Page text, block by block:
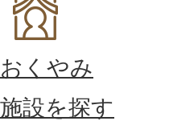
おくやみ
施設を探す